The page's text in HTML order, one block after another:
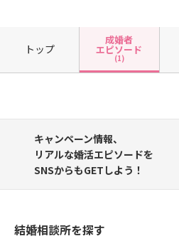
トップ
成婚者
エピソード
(1)
キャンペーン情報、
リアルな婚活エピソードを
SNSからもGETしよう！
結婚相談所を探す